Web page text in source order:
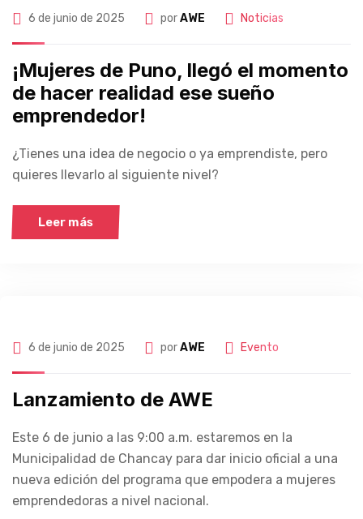
6 de junio de 2025 porAWE Noticias
¡Mujeres de Puno, llegó el momento
de hacer realidad ese sueño
emprendedor!
¿Tienes una idea de negocio o ya emprendiste, pero
quieres llevarlo al siguiente nivel?
Leer más
6 de junio de 2025 porAWE Evento
Lanzamiento de AWE
Este 6 de junio a las 9:00 a.m. estaremos en la
Municipalidad de Chancay para dar inicio oficial a una
nueva edición del programa que empodera a mujeres
emprendedoras a nivel nacional.